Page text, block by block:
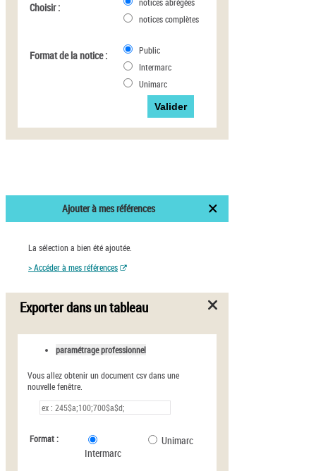
Choisir :
notices complètes
Format de la notice :
Public
Intermarc
Unimarc
Ajouter à mes références
La sélection a bien été ajoutée.
> Accéder à mes références
Exporter dans un tableau
paramétrage professionnel
Vous allez obtenir un document csv dans une
nouvelle fenêtre.
Format :
Intermarc
Unimarc